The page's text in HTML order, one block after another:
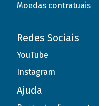
Moedas contratuais
Redes Sociais
YouTube
Instagram
Ajuda